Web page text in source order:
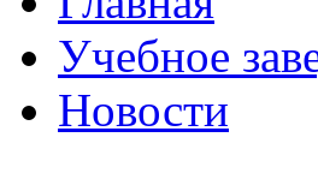
Учебное
Новости